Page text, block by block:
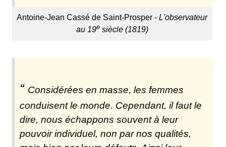
Antoine-Jean Cassé de Saint-Prosper -L'observateur
au 19esiècle (1819)
Considérées en masse, les femmes
conduisent le monde. Cependant, il faut le
dire, nous échappons souvent à leur
pouvoir individuel, non par nos qualités,